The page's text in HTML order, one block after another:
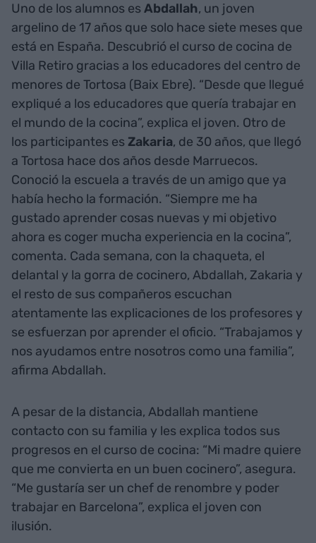
Uno de los alumnos esAbdallah, un joven
argelino de 17 años que solo hace siete meses que
está en España. Descubrió el curso de cocina de
Villa Retiro gracias a los educadores del centro de
menores de Tortosa (Baix Ebre). “Desde que llegué
expliqué a los educadores que quería trabajar en
el mundo de la cocina”, explica el joven. Otro de
los participantes es Zakaria, de 30 años, que llegó
a Tortosa hace dos años desde Marruecos.
Conoció la escuela a través de un amigo que ya
había hecho la formación. “Siempre me ha
gustado aprender cosas nuevas y mi objetivo
ahora es coger mucha experiencia en la cocina”,
comenta. Cada semana, con la chaqueta, el
delantal y la gorra de cocinero, Abdallah, Zakaria y
el resto de sus compañeros escuchan
atentamente las explicaciones de los profesores y
se esfuerzan por aprender el oficio. “Trabajamos y
nos ayudamos entre nosotros como una familia”,
afirma Abdallah.
A pesar de la distancia, Abdallah mantiene
contacto con su familia y les explica todos sus
progresos en el curso de cocina: “Mi madre quiere
que me convierta en un buen cocinero”, asegura.
“Me gustaría ser un chef de renombre y poder
trabajar en Barcelona”, explica el joven con
ilusión.